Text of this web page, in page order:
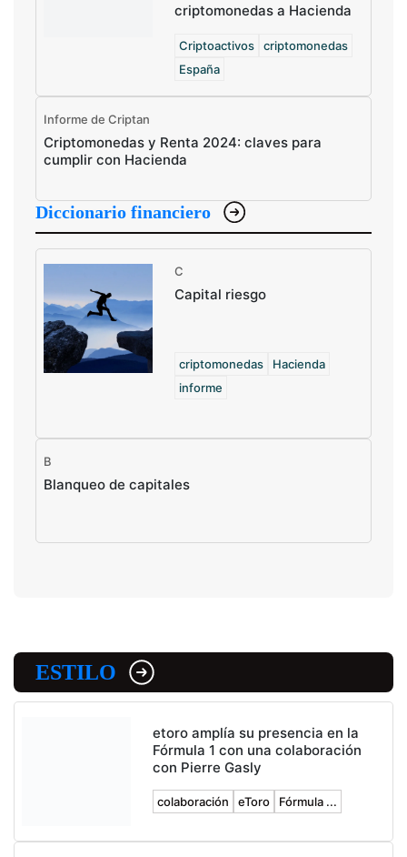
criptomonedas a Hacienda
Criptoactivos
criptomonedas
España
Informe de Criptan
Criptomonedas y Renta 2024: claves para
cumplir con Hacienda
Diccionario financiero
C
Capital riesgo
criptomonedas
Hacienda
informe
B
Blanqueo de capitales
ESTILO
etoro amplía su presencia en la
Fórmula 1 con una colaboración
con Pierre Gasly
colaboración eToro Fórmula ...